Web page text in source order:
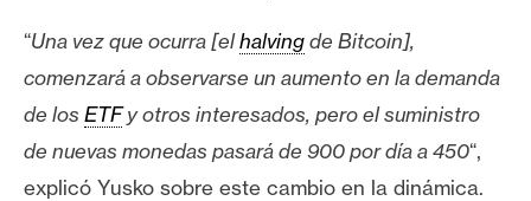
“Una vez que ocurra [elhalvingde Bitcoin],
comenzará a observarse un aumento en la demanda
de los ETFy otros interesados, pero el suministro
de nuevas monedas pasaráde 900 por día a 450“,
explicó Yusko sobre este cambio en la dinámica.